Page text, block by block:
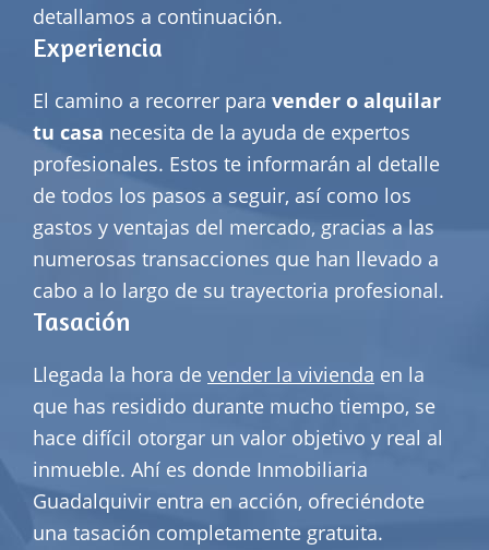
detallamos a continuación.
Experiencia
El camino a recorrer para vender o alquilar
tu casa necesita de la ayuda de expertos
profesionales. Estos te informarán al detalle
de todos los pasos a seguir, así como los
gastos y ventajas del mercado, gracias a las
numerosas transacciones que han llevado a
cabo a lo largo de su trayectoria profesional.
Tasación
Llegada la hora de vender la vivienda en la
que has residido durante mucho tiempo, se
hace difícil otorgar un valor objetivo y real al
inmueble. Ahí es donde Inmobiliaria
Guadalquivir entra en acción, ofreciéndote
una tasación completamente gratuita.